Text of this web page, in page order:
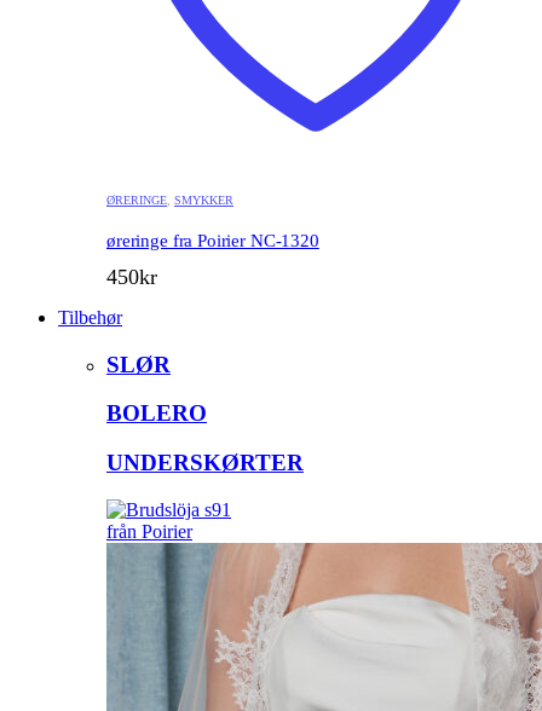
ØRERINGE SMYKKER
øreringe fra Poirier NC-1320
450kr
Tilbehør
SLØR
BOLERO
UNDERSKØRTER